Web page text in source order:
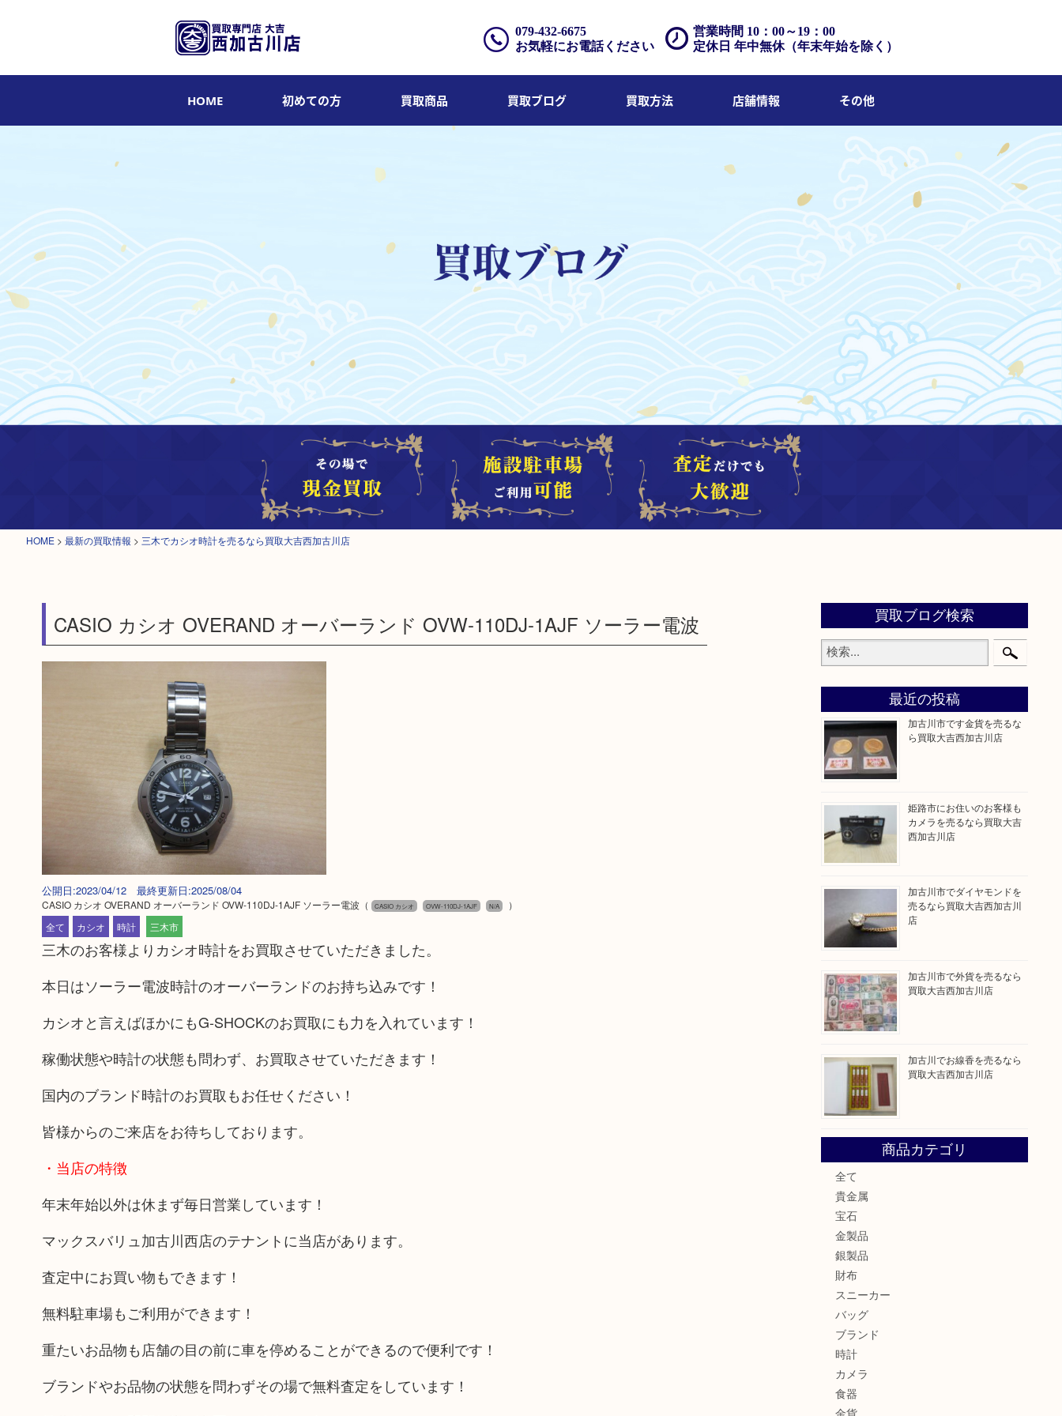
営業時間 10：00～19：00
定休日 年中無休（年末年始を除く）
079-432-6675
お気軽にお電話ください
HOME 初めての方 買取商品 買取ブログ 買取方法 店舗情報 その他
HOME > 最新の買取情報 > 三木でカシオ時計を売るなら買取大吉西加古川店
CASIO カシオ OVERAND オーバーランド OVW-110DJ-1AJF ソーラー電波
公開日:2023/04/12 最終更新日:2025/08/04
CASIO カシオ OVERAND オーバーランド OVW-110DJ-1AJF ソーラー電波 （ CASIO カシオ OVW-110DJ-1AJF N/A
）
全て
カシオ 時計 三木市
三木のお客様よりカシオ時計をお買取させていただきました。
本日はソーラー電波時計のオーバーランドのお持ち込みです！
カシオと言えばほかにもG-SHOCKのお買取にも力を入れています！
稼働状態や時計の状態も問わず、お買取させていただきます！
国内のブランド時計のお買取もお任せください！
皆様からのご来店をお待ちしております。
・当店の特徴
年末年始以外は休まず毎日営業しています！
マックスバリュ加古川西店のテナントに当店があります。
査定中にお買い物もできます！
無料駐車場もご利用ができます！
重たいお品物も店舗の目の前に車を停めることができるので便利です！
ブランドやお品物の状態を問わずその場で無料査定をしています！
買取ブログ検索
最近の投稿
加古川市です金貨を売るな
ら買取大吉西加古川店
姫路市にお住いのお客様も
カメラを売るなら買取大吉
西加古川店
加古川市でダイヤモンドを
売るなら買取大吉西加古川
店
加古川市で外貨を売るなら
買取大吉西加古川店
加古川でお線香を売るなら
買取大吉西加古川店
商品カテゴリ
全て
貴金属
宝石
金製品
銀製品
財布
スニーカー
バッグ
ブランド
時計
カメラ
食器
金貨